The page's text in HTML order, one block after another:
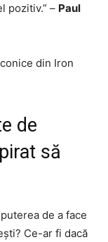
pozitiv.” – Paul
din Iron
de
să
de a face
Ce-ar fi dacă